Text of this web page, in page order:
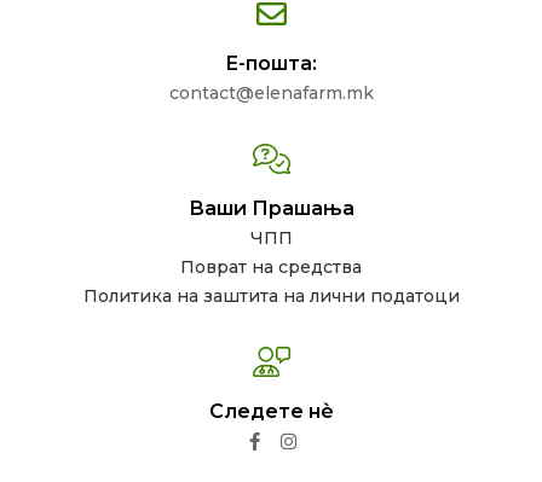
Е-пошта:
contact@elenafarm.mk
Ваши Прашања
ЧПП
Поврат на средства
Политика на заштита на лични податоци
Следете нѐ